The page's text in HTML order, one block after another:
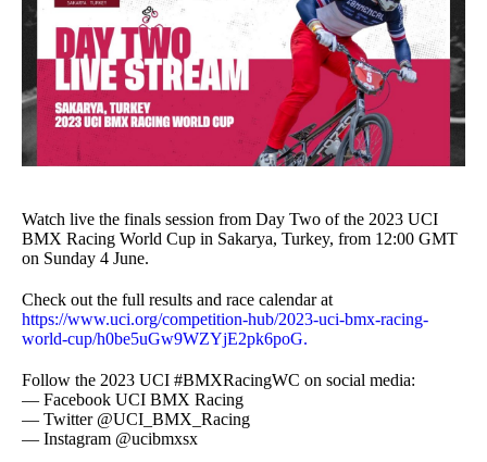
Watch live the finals session from Day Two of the 2023 UCI
BMX Racing World Cup in Sakarya, Turkey, from 12:00 GMT
on Sunday 4 June.
Check out the full results and race calendar at
https://www.uci.org/competition-hub/2023-uci-bmx-racing-
world-cup/h0be5uGw9WZYjE2pk6poG.
Follow the 2023 UCI #BMXRacingWC on social media:
— Facebook UCI BMX Racing
— Twitter @UCI_BMX_Racing
— Instagram @ucibmxsx